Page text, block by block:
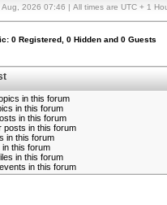
2026 07:46 | All times are UTC + 1
0 Registered, 0 Hidden and 0 Guests
in this forum
in this forum
in this forum
posts in this forum
in this forum
in this forum
in this forum
in this forum